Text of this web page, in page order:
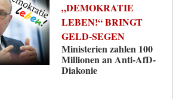
„DEMOKRATIE
LEBEN!“ BRINGT
GELD-SEGEN
Ministerien zahlen 100
Millionen an Anti-AfD-
Diakonie